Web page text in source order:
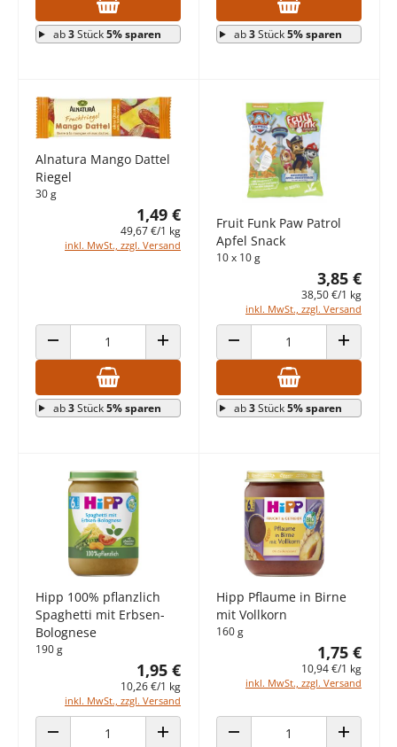
ab3Stück5% sparen ab3Stück5% sparen
Alnatura Mango Dattel
Riegel
30 g
1,49 €
49,67 €/1 kg
inkl. MwSt., zzgl. Versand
ANZAHL VERRINGERN ANZAHL ERHÖHEN
ab3Stück5% sparen
Fruit Funk Paw Patrol
Apfel Snack
10 x 10 g
3,85 €
38,50 €/1 kg
inkl. MwSt., zzgl. Versand
ANZAHL VERRINGERN ANZAHL
ab3Stück5% sparen
Hipp 100% pflanzlich
Spaghetti mit Erbsen-
Bolognese
190 g
1,95 €
10,26 €/1 kg
inkl. MwSt., zzgl. Versand
Hipp Pflaume in Birne
mit Vollkorn
160 g
1,75 €
10,94 €/1 kg
inkl. MwSt., zzgl. Versand